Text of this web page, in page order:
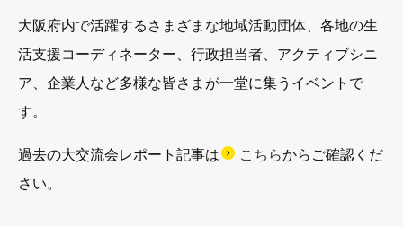
大阪府内で活躍するさまざまな地域活動団体、各地の生
活支援コーディネーター、行政担当者、アクティブシニ
ア、企業人など多様な皆さまが一堂に集うイベントで
す。
過去の大交流会レポート記事は こちらからご確認くだ
さい。